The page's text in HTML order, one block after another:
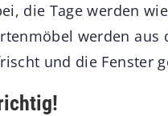
die Tage werden
werden
und die Fenster